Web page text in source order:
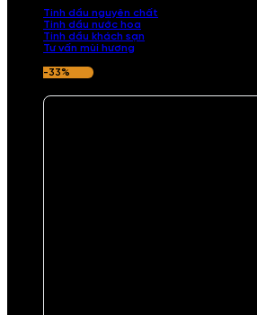
Tinh dầu nguyên chất
Tinh dầu nước hoa
Tinh dầu khách sạn
Tư vấn mùi hương
-33%